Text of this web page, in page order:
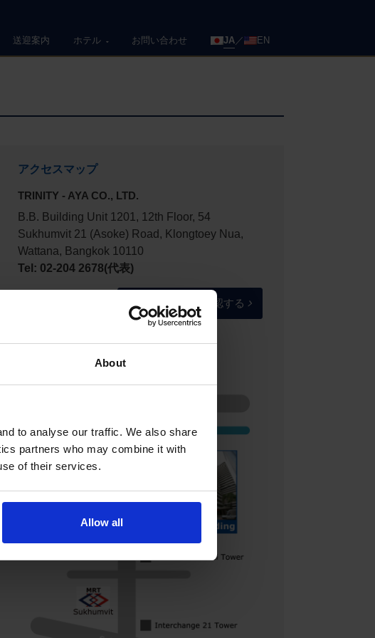
About
to analyse our traffic. We also share
partners who may combine it with
of their services.
Allow all
送迎案内 ホテル お問い合わせ JA EN
アクセスマップ
TRINITY - AYA CO., LTD.
B.B. Building Unit 1201, 12th Floor, 54
Sukhumvit 21 (Asoke) Road, Klongtoey Nua,
Wattana, Bangkok 10110
Tel: 02-204 2678(代表)
Google Mapsで確認する